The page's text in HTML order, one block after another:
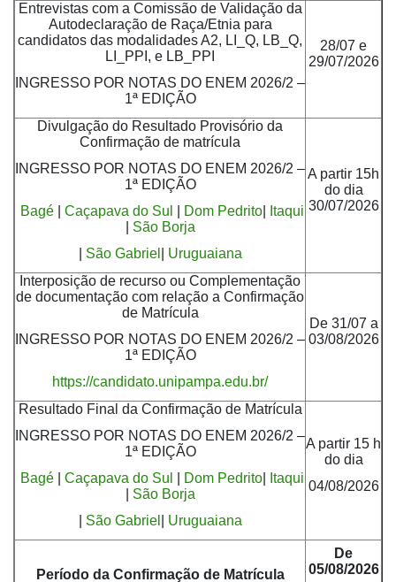
Entrevistas com a Comissão de Validação da
Autodeclaração de Raça/Etnia para
candidatos das modalidades A2, LI_Q, LB_Q,
LI_PPI, e LB_PPI
INGRESSO POR NOTAS DO ENEM 2026/2 –
1ª EDIÇÃO
28/07 e
29/07/2026
Divulgação do Resultado Provisório da
Confirmação de matrícula
INGRESSO POR NOTAS DO ENEM 2026/2 –
1ª EDIÇÃO
Bagé| Caçapava do Sul Dom Pedrito|
Itaqui
São Borja
São Gabriel Uruguaiana
A partir 15h
do dia
30/07/2026
Interposição de recurso ou Complementação
de documentação com relação a Confirmação
de Matrícula
INGRESSO POR NOTAS DO ENEM 2026/2 –
1ª EDIÇÃO
https://candidato.unipampa.edu.br/
De 31/07 a
03/08/2026
Resultado Final da Confirmação de Matrícula
INGRESSO POR NOTAS DO ENEM 2026/2 –
1ª EDIÇÃO
Bagé| Caçapava do Sul Dom Pedrito|
Itaqui
São Borja
São Gabriel Uruguaiana
A partir 15 h
do dia
04/08/2026
Período da Confirmação de Matrícula
De
05/08/2026